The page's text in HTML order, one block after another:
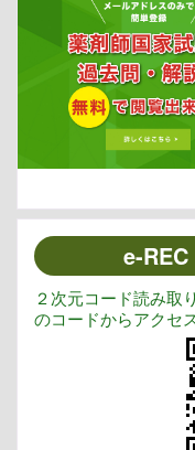
e-
２次元コード読み取
のコードからアクセ